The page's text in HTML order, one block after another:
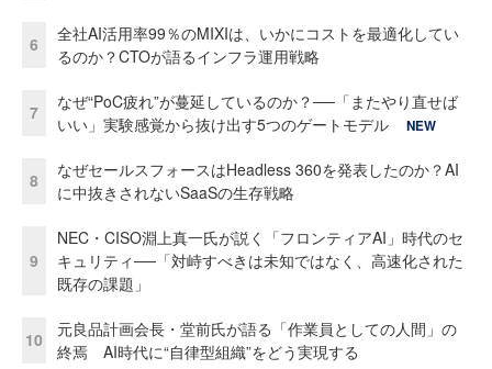
6
全社AI活用率99％のMIXIは、いかにコストを最適化してい
るのか？CTOが語るインフラ運用戦略
7
なぜ“PoC疲れ”が蔓延しているのか？──「またやり直せば
いい」実験感覚から抜け出す5つのゲートモデル
NEW
8
なぜセールスフォースはHeadless 360を発表したのか？AI
に中抜きされないSaaSの生存戦略
9
NEC・CISO淵上真一氏が説く「フロンティアAI」時代のセ
キュリティ──「対峙すべきは未知ではなく、高速化された
既存の課題」
10
元良品計画会長・堂前氏が語る「作業員としての人間」の
終焉 AI時代に“自律型組織”をどう実現する